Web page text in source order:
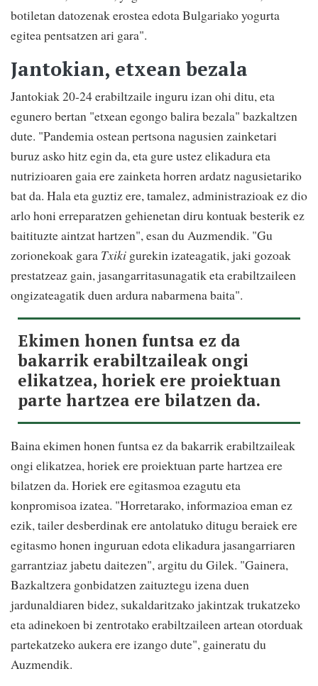
botiletan datozenak erostea edota Bulgariako yogurta
egitea pentsatzen ari gara".
Jantokian, etxean bezala
Jantokiak 20-24 erabiltzaile inguru izan ohi ditu, eta
egunero bertan "etxean egongo balira bezala" bazkaltzen
dute. "Pandemia ostean pertsona nagusien zainketari
buruz asko hitz egin da, eta gure ustez elikadura eta
nutrizioaren gaia ere zainketa horren ardatz nagusietariko
bat da. Hala eta guztiz ere, tamalez, administrazioak ez dio
arlo honi erreparatzen gehienetan diru kontuak besterik ez
baitituzte aintzat hartzen", esan du Auzmendik. "Gu
zorionekoak gara Txiki gurekin izateagatik, jaki gozoak
prestatzeaz gain, jasangarritasunagatik eta erabiltzaileen
ongizateagatik duen ardura nabarmena baita".
Ekimen honen funtsa ez da
bakarrik erabiltzaileak ongi
elikatzea, horiek ere proiektuan
parte hartzea ere bilatzen da.
Baina ekimen honen funtsa ez da bakarrik erabiltzaileak
ongi elikatzea, horiek ere proiektuan parte hartzea ere
bilatzen da. Horiek ere egitasmoa ezagutu eta
konpromisoa izatea. "Horretarako, informazioa eman ez
ezik, tailer desberdinak ere antolatuko ditugu beraiek ere
egitasmo honen inguruan edota elikadura jasangarriaren
garrantziaz jabetu daitezen", argitu du Gilek. "Gainera,
Bazkaltzera gonbidatzen zaituztegu izena duen
jardunaldiaren bidez, sukaldaritzako jakintzak trukatzeko
eta adinekoen bi zentrotako erabiltzaileen artean otorduak
partekatzeko aukera ere izango dute", gaineratu du
Auzmendik.